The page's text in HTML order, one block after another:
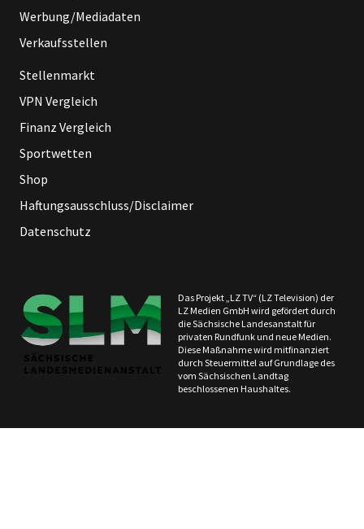
Werbung/Mediadaten
Verkaufsstellen
Stellenmarkt
VPN Vergleich
Finanz Vergleich
Sportwetten
Shop
Haftungsausschluss/Disclaimer
Datenschutz
Das Projekt „LZ TV“ (LZ Television) der
LZ Medien GmbH wird gefördert durch
die Sächsische Landesanstalt für
privaten Rundfunk und neue Medien.
Diese Maßnahme wird mitfinanziert
durch Steuermittel auf Grundlage des
vom Sächsischen Landtag
beschlossenen Haushaltes.